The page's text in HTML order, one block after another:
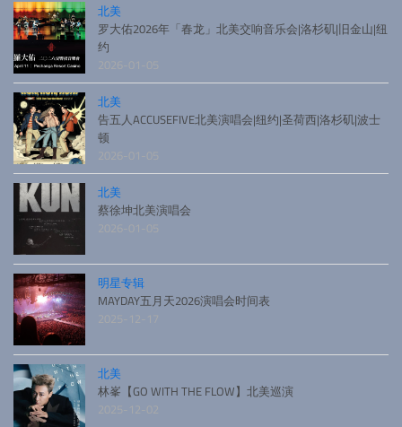
北美
罗大佑2026年「春龙」北美交响音乐会|洛杉矶|旧金山|纽
约
2026-01-05
北美
告五人ACCUSEFIVE北美演唱会|纽约|圣荷西|洛杉矶|波士
顿
2026-01-05
北美
蔡徐坤北美演唱会
2026-01-05
明星专辑
MAYDAY五月天2026演唱会时间表
2025-12-17
北美
林峯【GO WITH THE FLOW】北美巡演
2025-12-02